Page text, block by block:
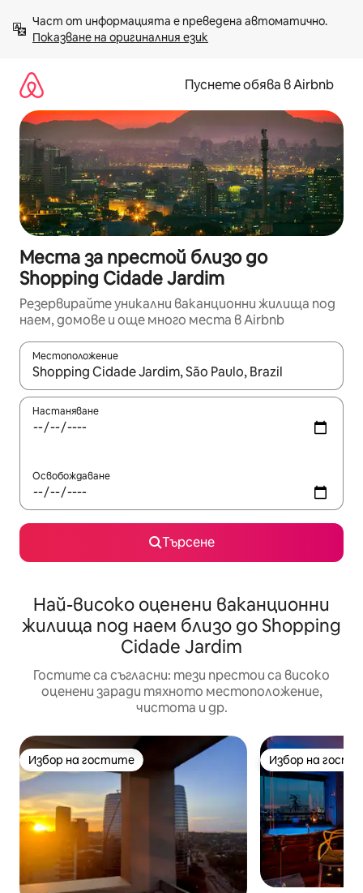
към
съдържанието
Показване на оригиналния език
Пуснете обява в Airbnb
Места за престой близо до
Shopping Cidade Jardim
Резервирайте уникални ваканционни жилища под
наем, домове и още много места в Airbnb
Местоположение
Когато резултатите се покажат, използвайте
Настаняване
Освобождаване
Търсене
Най-високо оценени ваканционни
жилища под наем близо до Shopping
Cidade Jardim
Гостите са съгласни: тези престои са високо
оценени заради тяхното местоположение,
чистота и др.
Избор на гостите
Избор на гостите Избор на
Избор на